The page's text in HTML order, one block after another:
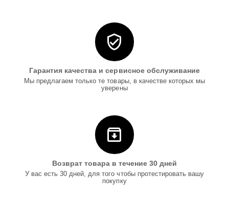
Гарантия качества и сервисное обслуживание
Мы предлагаем только те товары, в качестве которых мы
уверены
Возврат товара в течение 30 дней
У вас есть 30 дней, для того чтобы протестировать вашу
покупку